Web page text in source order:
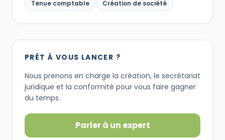
Tenue comptable Création de société
PRÊT À VOUS LANCER ?
Nous prenons en charge la création, le secrétariat
juridique et la conformité pour vous faire gagner
du temps.
Parler à un expert